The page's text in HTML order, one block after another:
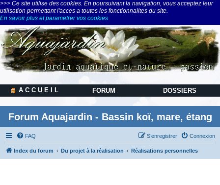
>>> Ce site utilise des cookies. En poursuivant la navigation, vous acceptez leur
utilisation permettant l'acces a toutes les fonctionnalites du site.
En savoir plus et parametrer vos cookies
A C C U E I L FORUM DOSSIERS
Forum Aquajardin - Bassin koï, mare, étang
FAQ Connexion
S’enregistrer
Index du forum Du projet à la réalisation Réalisations personnelles